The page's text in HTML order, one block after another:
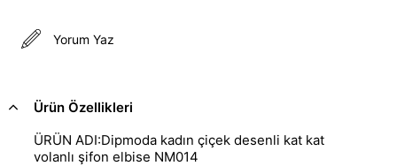
Yorum Yaz
Ürün Özellikleri
ÜRÜN ADI:Dipmoda kadın çiçek desenli kat kat
volanlı şifon elbise NM014